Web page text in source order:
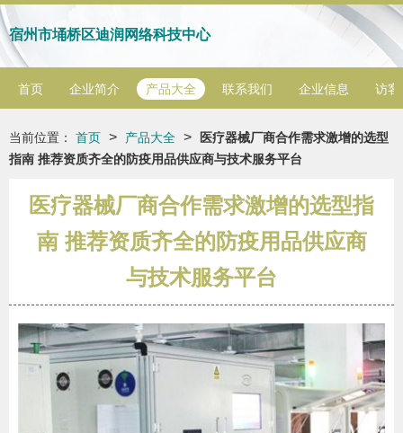
宿州市埇桥区迪润网络科技中心
首页 企业简介 产品大全 联系我们 企业信息 访客
当前位置： 首页 > 产品大全 >
医疗器械厂商合作需求激增的选型
指南 推荐资质齐全的防疫用品供应商与技术服务平台
医疗器械厂商合作需求激增的选型指
南 推荐资质齐全的防疫用品供应商
与技术服务平台